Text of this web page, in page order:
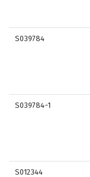
S039784
S039784-1
S012344